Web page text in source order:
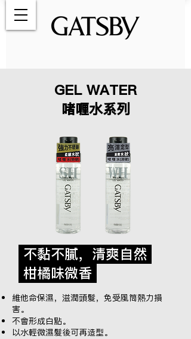
GEL WATER
啫喱水系列
不黏不膩，清爽自然
柑橘味微香
維他命保濕，滋潤頭髮，免受風筒熱力損
害。
不會形成白點。
以水輕微濕髮後可再造型。